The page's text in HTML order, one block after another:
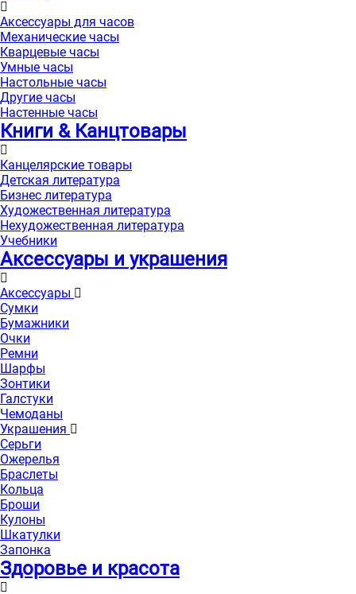
Аксессуары для часов
Механические часы
Кварцевые часы
Умные часы
Настольные часы
Другие часы
Настенные часы
Книги & Канцтовары
Канцелярские товары
Детская литература
Бизнес литература
Художественная литература
Нехудожественная литература
Учебники
Аксессуары и украшения
Аксессуары
Сумки
Бумажники
Очки
Ремни
Шарфы
Зонтики
Галстуки
Чемоданы
Украшения
Серьги
Ожерелья
Браслеты
Кольца
Броши
Кулоны
Шкатулки
Запонка
Здоровье и красота